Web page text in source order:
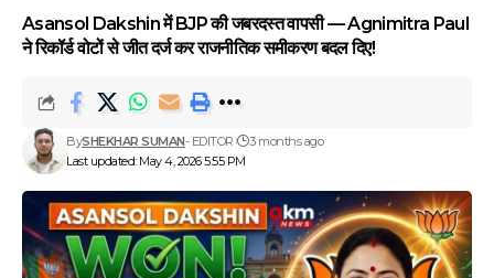
Asansol Dakshin में BJP की जबरदस्त वापसी — Agnimitra Paul
ने रिकॉर्ड वोटों से जीत दर्ज कर राजनीतिक समीकरण बदल दिए!
Last updated: May 4, 2026 5:55 PM
BySHEKHAR SUMAN- EDITOR 3 months ago